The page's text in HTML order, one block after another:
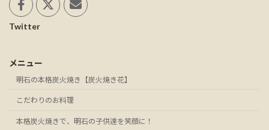
Twitter
メニュー
明石の本格炭火焼き【炭火焼き花】
こだわりのお料理
本格炭火焼きで、明石の子供達を笑顔に！